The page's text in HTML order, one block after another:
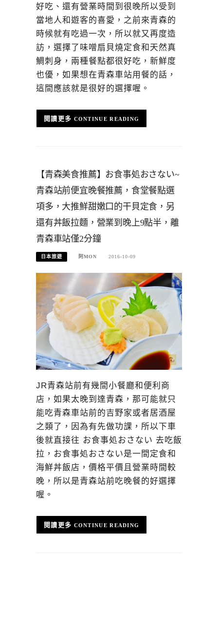
好吃、還有營業時間到很晚所以受到
當地人和遊客的喜愛，之前來青森的
時候就有吃過一次，所以就又再度造
訪，選擇了味噌扇貝燒定食和天然真
鯛刺身，兩種餐點都很好吃，新鮮度
也優，如果想在青森車站用餐的話，
這間應該就是很好的選擇喔。
CONTINUE READING
【青森美食推薦】お食事処おさない~
青森站前便宜晚餐推薦，食堂餐點選
項多，大推鮮甜嫩口的干貝定食，另
還有丼飯拉麵，營業到晚上9點半，離
青森車站僅2分鐘
日本旅遊 阿MON 2016-10-09
JR青森站前有幾間小餐廳和便利商
店，如果太晚到達青森，那可能就只
能吃青森車站前的吉野家或者居酒屋
之類了，因為有先做功課，所以下車
後就直接往 お食事処おさない 去吃飯
拉，お食事処おさない是一間定食和
海鮮丼飯店，價格平價且營業時間較
晚，所以是青森站前吃晚餐的好選擇
喔。
CONTINUE READING